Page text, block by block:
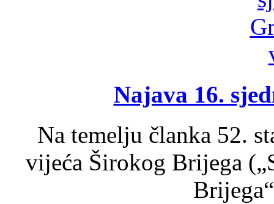
Najava 16.
Na temelju članka 52.
vijeća Širokog Brijega